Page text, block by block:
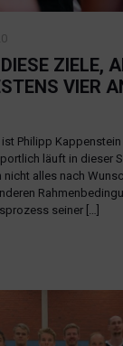
ZIELE,
VIER
Philipp
läuft in dieser
alles nach
seiner […]